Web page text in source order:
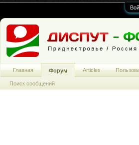
Главная Форум
Поиск сообщений
Articles